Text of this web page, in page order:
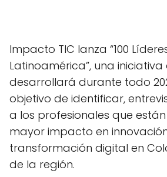
Impacto TIC lanza “100
Latinoamérica”, una
desarrollará durante todo
objetivo de identificar,
a los profesionales que
mayor impacto en
transformación digital en
de la región.